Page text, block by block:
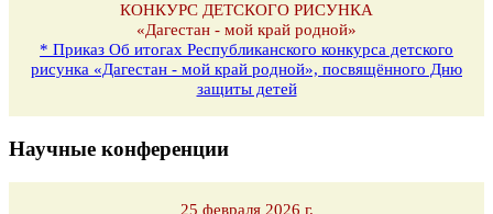
КОНКУРС ДЕТСКОГО РИСУНКА
«Дагестан - мой край родной»
* Приказ Об итогах Республиканского конкурса детского
рисунка «Дагестан - мой край родной», посвящённого Дню
защиты детей
Научные конференции
25 февраля 2026 г.